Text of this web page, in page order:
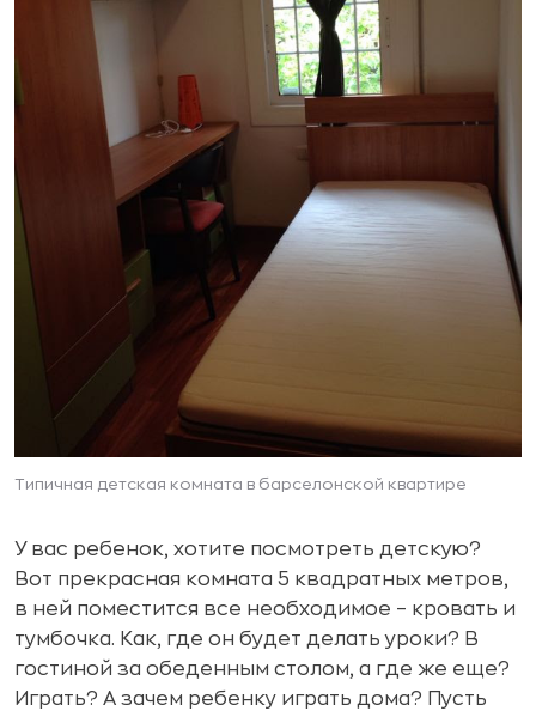
Типичная детская комната в барселонской квартире
У вас ребенок, хотите посмотреть детскую?
Вот прекрасная комната 5 квадратных метров,
в ней поместится все необходимое – кровать и
тумбочка. Как, где он будет делать уроки? В
гостиной за обеденным столом, а где же еще?
Играть? А зачем ребенку играть дома? Пусть